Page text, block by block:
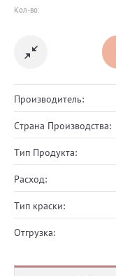
Кол-во:
Производитель:
Страна Производства:
Тип Продукта:
Расход:
Тип краски:
Отгрузка: